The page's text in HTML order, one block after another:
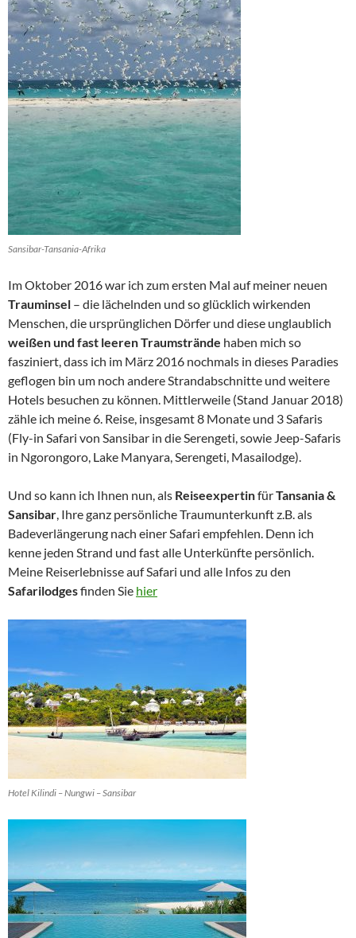
Sansibar-Tansania-Afrika
Im Oktober 2016 war ich zum ersten Mal auf meiner neuen
Trauminsel – die lächelnden und so glücklich wirkenden
Menschen, die ursprünglichen Dörfer und diese unglaublich
weißen und fast leeren Traumstrände haben mich so
fasziniert, dass ich im März 2016 nochmals in dieses Paradies
geflogen bin um noch andere Strandabschnitte und weitere
Hotels besuchen zu können. Mittlerweile (Stand Januar 2018)
zähle ich meine 6. Reise, insgesamt 8 Monate und 3 Safaris
(Fly-in Safari von Sansibar in die Serengeti, sowie Jeep-Safaris
in Ngorongoro, Lake Manyara, Serengeti, Masailodge).
Und so kann ich Ihnen nun, als ReiseexpertinfürTansania &
Sansibar, Ihre ganz persönliche Traumunterkunft z.B. als
Badeverlängerung nach einer Safari empfehlen. Denn ich
kenne jeden Strand und fast alle Unterkünfte persönlich.
Meine Reiserlebnisse auf Safari und alle Infos zu den
Safarilodgesfinden Sie hier
Hotel Kilindi – Nungwi – Sansibar